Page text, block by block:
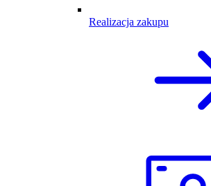
Realizacja zakupu